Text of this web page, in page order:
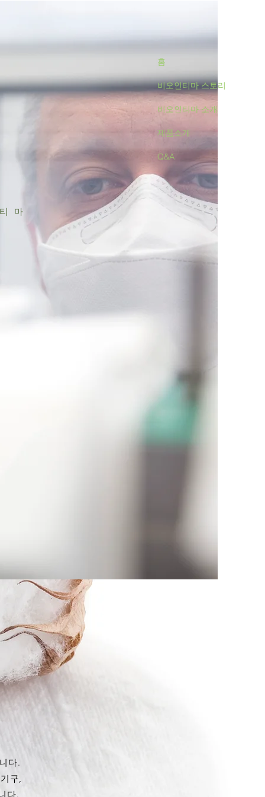
홈
비오인티마 스토리
비오인티마 소개
제품소개
Q&A
마
다.
구,
다.